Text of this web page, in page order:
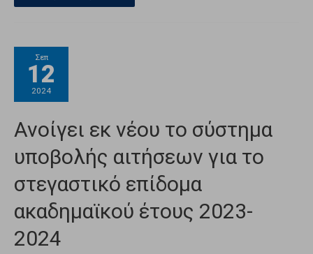
Σεπ
12
2024
Ανοίγει εκ νέου το σύστημα
υποβολής αιτήσεων για το
στεγαστικό επίδομα
ακαδημαϊκού έτους 2023-
2024